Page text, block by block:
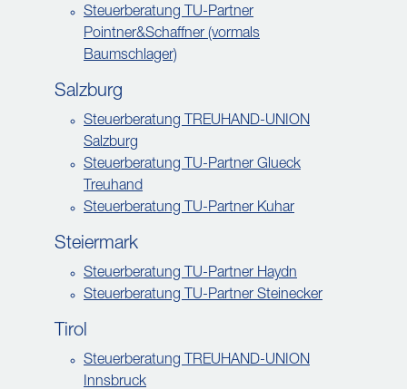
Steuerberatung TU-Partner
Pointner&Schaffner (vormals
Baumschlager)
Salzburg
Steuerberatung TREUHAND-UNION
Salzburg
Steuerberatung TU-Partner Glueck
Treuhand
Steuerberatung TU-Partner Kuhar
Steiermark
Steuerberatung TU-Partner Haydn
Steuerberatung TU-Partner Steinecker
Tirol
Steuerberatung TREUHAND-UNION
Innsbruck